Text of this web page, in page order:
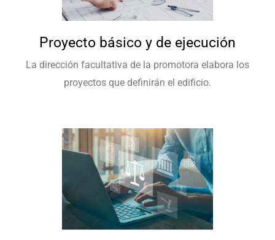
Proyecto básico y de ejecución
La dirección facultativa de la promotora elabora los
proyectos que definirán el edificio.